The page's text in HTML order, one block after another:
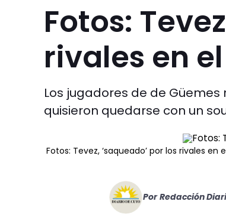
Fotos:
rivales en
Los jugadores de de
quisieron quedarse con un
Fotos: Tevez, ‘saqueado’ por los rivales en
Por Redacción